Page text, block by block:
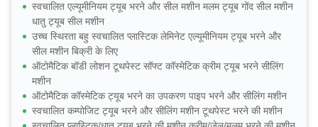
स्वचालित एल्यूमीनियम ट्यूब भरने और सील मशीन मलम ट्यूब गोंद सील मशीन
धातु ट्यूब सील मशीन
उच्च स्थिरता बहु स्वचालित प्लास्टिक लेमिनेट एल्यूमीनियम ट्यूब भरने और
सील मशीन बिक्री के लिए
ऑटोमैटिक बॉडी लोशन टूथपेस्ट सॉफ्ट कॉस्मेटिक क्रीम ट्यूब भरने सीलिंग
मशीन
ऑटोमैटिक कॉस्मेटिक ट्यूब भरने का उपकरण पाइप भरने और सीलिंग मशीन
स्वचालित कम्पोजिट ट्यूब भरने और सीलिंग मशीन टूथपेस्ट भरने की मशीन